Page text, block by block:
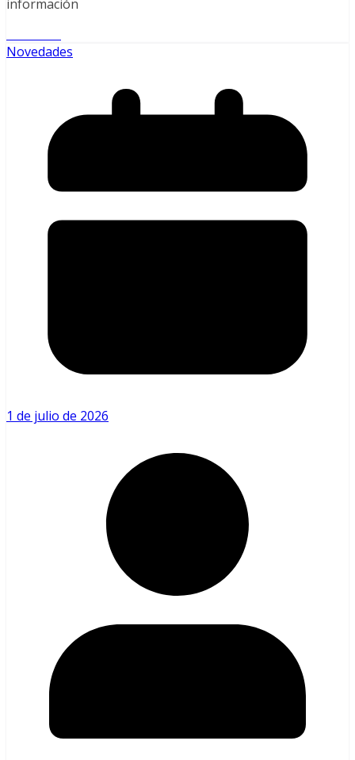
información
Novedades
1 de julio de 2026